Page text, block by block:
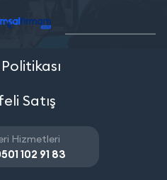
Satış
Hizmetleri
102 91 83